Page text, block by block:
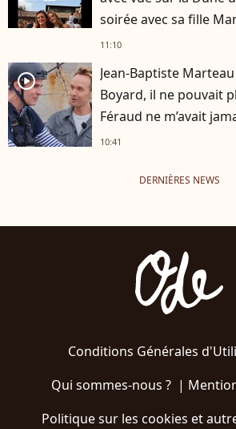
soirée avec sa fille
11:10
player2
Jean-Baptiste
Boyard, il ne pouvait
Féraud ne m’avait
10:41
DERNIÈRES NEWS
Conditions Générales
Qui sommes-nous ?|
Politique sur les cookies et